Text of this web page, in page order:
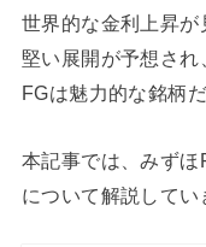
世界的な金利上昇
堅い展開が予想され
FGは魅力的な銘柄
本記事では、みず
について解説してい